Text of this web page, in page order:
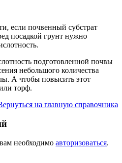
если почвенный субстрат
посадкой грунт нужно
подготовленной почвы
небольшого количества
А чтобы повысить этот
торф.
на главную справочника
необходимо авторизоваться.